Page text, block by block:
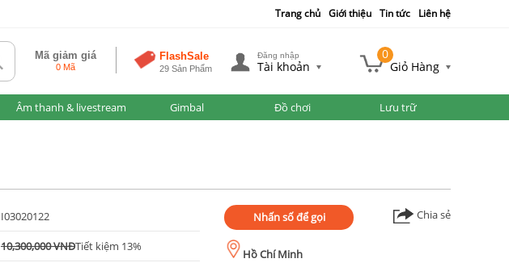
Trang chủ Giới thiệu Tin tức Liên hệ
Mã giảm giá
0 Mã
FlashSale
29 Sản Phẩm
Đăng nhập
Tài khoản
0
Giỏ Hàng
Âm thanh & livestream Gimbal Đồ chơi Lưu trữ
I03020122
10,300,000 VNĐTiết kiệm 13%
Nhấn số để gọi Chia sẻ
Hồ Chí Minh